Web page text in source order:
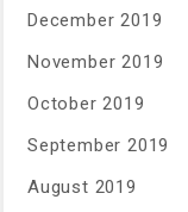
December 2019
November 2019
October 2019
September 2019
August 2019